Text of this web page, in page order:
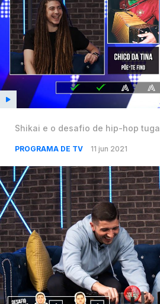
Shikai e o desafio de hip-hop tuga
PROGRAMA DE TV 11 jun 2021